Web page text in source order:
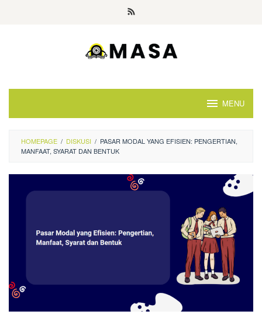
MENU
HOMEPAGE / DISKUSI / PASAR MODAL YANG EFISIEN: PENGERTIAN,
MANFAAT, SYARAT DAN BENTUK